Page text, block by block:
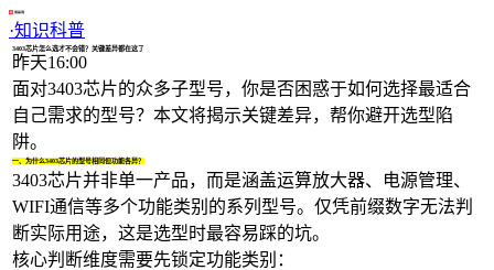
·知识科普
3403芯片怎么选才不会错？关键差异都在这了
昨天16:00
面对3403芯片的众多子型号，你是否困惑于如何选择最适合
自己需求的型号？本文将揭示关键差异，帮你避开选型陷
阱。
一、为什么3403芯片的型号相同但功能各异？
3403芯片并非单一产品，而是涵盖运算放大器、电源管理、
WIFI通信等多个功能类别的系列型号。仅凭前缀数字无法判
断实际用途，这是选型时最容易踩的坑。
核心判断维度需要先锁定功能类别：